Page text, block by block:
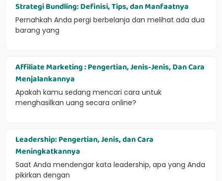
Strategi Bundling: Definisi, Tips, dan Manfaatnya
Pernahkah Anda pergi berbelanja dan melihat ada dua
barang yang
Affiliate Marketing : Pengertian, Jenis-Jenis, Dan Cara
Menjalankannya
Apakah kamu sedang mencari cara untuk
menghasilkan uang secara online?
Leadership: Pengertian, Jenis, dan Cara
Meningkatkannya
Saat Anda mendengar kata leadership, apa yang Anda
pikirkan dengan